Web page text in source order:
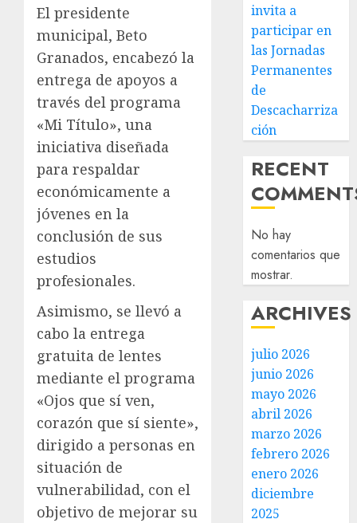
El presidente
municipal, Beto
Granados, encabezó la
entrega de apoyos a
través del programa
«Mi Título», una
iniciativa diseñada
para respaldar
económicamente a
jóvenes en la
conclusión de sus
estudios
profesionales.
Asimismo, se llevó a
cabo la entrega
gratuita de lentes
mediante el programa
«Ojos que sí ven,
corazón que sí siente»,
dirigido a personas en
situación de
vulnerabilidad, con el
objetivo de mejorar su
invita a
participar en
las Jornadas
Permanentes
de
Descacharriza
ción
RECENT
No hay
comentarios que
mostrar.
ARCHIVES
julio 2026
junio 2026
mayo 2026
abril 2026
marzo 2026
febrero 2026
enero 2026
diciembre
2025